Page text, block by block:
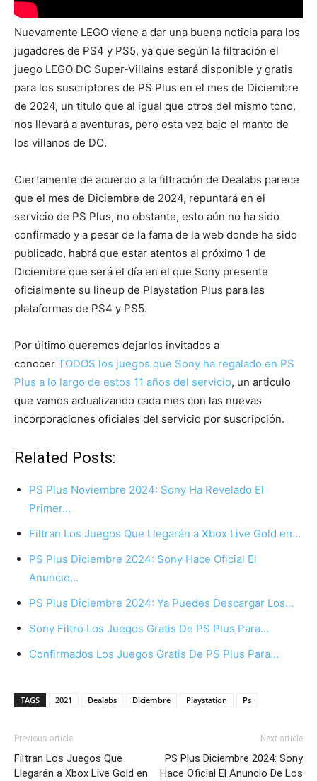
Nuevamente LEGO viene a dar una buena noticia para los
jugadores de PS4 y PS5, ya que según la filtración el
juego LEGO DC Super-Villains estará disponible y gratis
para los suscriptores de PS Plus en el mes de Diciembre
de 2024, un titulo que al igual que otros del mismo tono,
nos llevará a aventuras, pero esta vez bajo el manto de
los villanos de DC.
Ciertamente de acuerdo a la filtración de Dealabs parece
que el mes de Diciembre de 2024, repuntará en el
servicio de PS Plus, no obstante, esto aún no ha sido
confirmado y a pesar de la fama de la web donde ha sido
publicado, habrá que estar atentos al próximo 1 de
Diciembre que será el día en el que Sony presente
oficialmente su lineup de Playstation Plus para las
plataformas de PS4 y PS5.
Por último queremos dejarlos invitados a
conocer TODOS los juegos que Sony ha regalado en PS
Plus a lo largo de estos 11 años del servicio, un articulo
que vamos actualizando cada mes con las nuevas
incorporaciones oficiales del servicio por suscripción.
Related Posts:
PS Plus Noviembre 2024: Sony Ha Revelado El
Primer…
Filtran Los Juegos Que Llegarán a Xbox Live Gold en…
PS Plus Diciembre 2024: Sony Hace Oficial El
Anuncio…
PS Plus Diciembre 2024: Ya Puedes Descargar Los…
Sony Filtró Los Juegos Gratis De PS Plus Para…
Confirmados Los Juegos Gratis De PS Plus Para…
TAGS 2021 Dealabs Diciembre Playstation Ps
Previous article
Filtran Los Juegos Que
Llegarán a Xbox Live Gold en
Next article
PS Plus Diciembre 2024: Sony
Hace Oficial El Anuncio De Los